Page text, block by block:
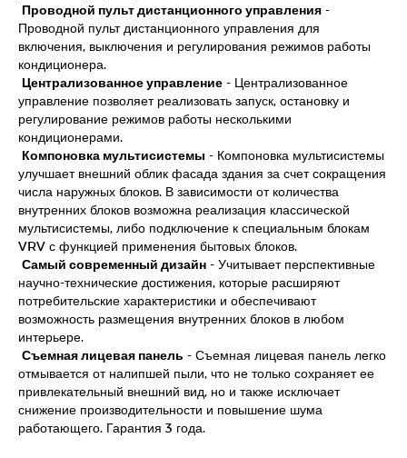
Проводной пульт дистанционного управления -
Проводной пульт дистанционного управления для
включения, выключения и регулирования режимов работы
кондиционера.
Централизованное управление - Централизованное
управление позволяет реализовать запуск, остановку и
регулирование режимов работы несколькими
кондиционерами.
Компоновка мультисистемы - Компоновка мультисистемы
улучшает внешний облик фасада здания за счет сокращения
числа наружных блоков. В зависимости от количества
внутренних блоков возможна реализация классической
мультисистемы, либо подключение к специальным блокам
VRV с функцией применения бытовых блоков.
Самый современный дизайн - Учитывает перспективные
научно-технические достижения, которые расширяют
потребительские характеристики и обеспечивают
возможность размещения внутренних блоков в любом
интерьере.
Съемная лицевая панель - Съемная лицевая панель легко
отмывается от налипшей пыли, что не только сохраняет ее
привлекательный внешний вид, но и также исключает
снижение производительности и повышение шума
работающего. Гарантия 3 года.